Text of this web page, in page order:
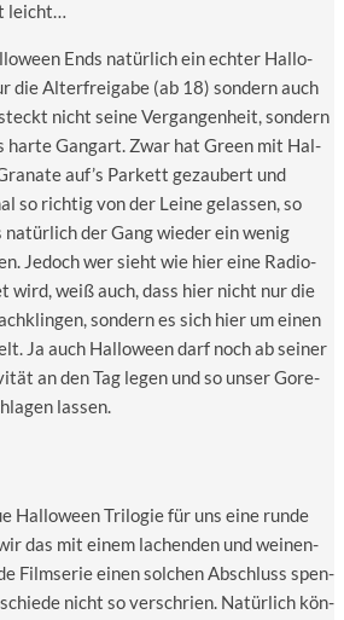
leicht…
Ends natür­lich ein ech­ter Hal­lo­
die Alt­erfrei­ga­be (ab 18) son­dern auch
nicht sei­ne Ver­gan­gen­heit, son­dern
har­te Gang­art. Zwar hat Green mit Hal­
auf’s Par­kett gezau­bert und
so rich­tig von der Lei­ne gelas­sen, so
natür­lich der Gang wie­der ein wenig
Jedoch wer sieht wie hier eine Radio­
wird, weiß auch, dass hier nicht nur die
son­dern es sich hier um einen
Ja auch Hal­lo­ween darf noch ab sei­ner
an den Tag legen und so unser Gore-
lassen.
Hal­lo­ween Tri­lo­gie für uns eine run­de
das mit einem lachen­den und wei­nen­
Film­se­rie einen sol­chen Abschluss spen­
nicht so ver­schrien. Natür­lich kön­